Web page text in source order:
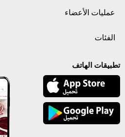
عمليات الأعضاء
الفئات
تطبيقات الهاتف